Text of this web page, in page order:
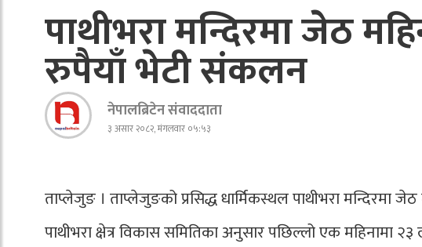
पाथीभरा मन्दिरमा जेठ
रुपैयाँ भेटी संकलन
नेपालब्रिटेन संवाददाता
३ असार २०८२, मंगलवार ०५:५३
ताप्लेजुङ । ताप्लेजुङको प्रसिद्ध धार्मिकस्थल पाथीभरा
पाथीभरा क्षेत्र विकास समितिका अनुसार पछिल्लो एक महिनामा